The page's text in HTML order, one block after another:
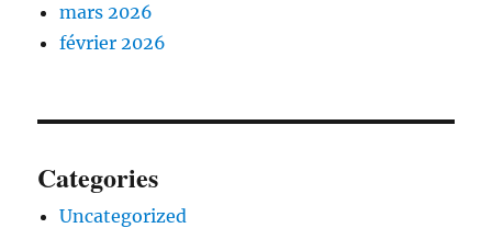
mars 2026
février 2026
Categories
Uncategorized